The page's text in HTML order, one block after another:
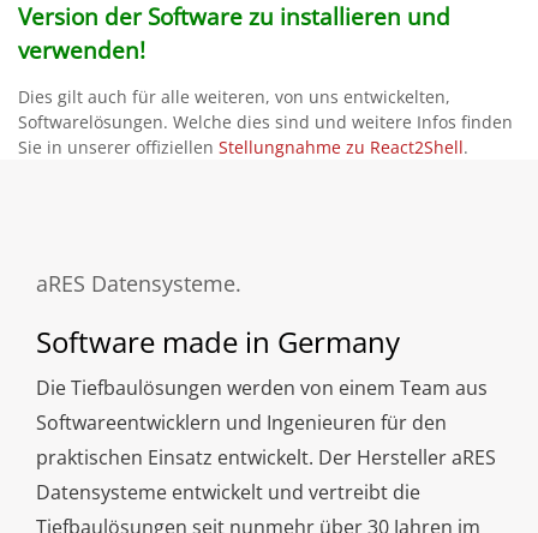
Version der Software zu installieren und
verwenden!
Dies gilt auch für alle weiteren, von uns entwickelten,
Softwarelösungen. Welche dies sind und weitere Infos finden
Sie in unserer offiziellen Stellungnahme zu React2Shell.
aRES Datensysteme
Software made in Germany
Die Tiefbaulösungen werden von einem Team aus
Softwareentwicklern und Ingenieuren für den
praktischen Einsatz entwickelt. Der Hersteller aRES
Datensysteme entwickelt und vertreibt die
Tiefbaulösungen seit nunmehr über 30 Jahren im